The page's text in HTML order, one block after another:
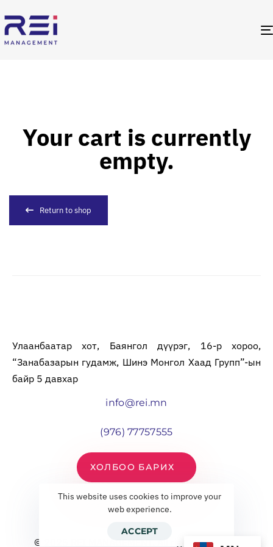
Your cart is currently
empty.
Return to shop
Улаанбаатар хот, Баянгол дүүрэг, 16-р хороо,
“Занабазарын гудамж, Шинэ Монгол Хаад Групп”-ын
байр 5 давхар
info@rei.mn
(976) 77757555
ХОЛБОО БАРИХ
© 2025 REI MANAGEMENT. All rights reserved.
This website uses cookies to improve your
web experience.
ACCEPT